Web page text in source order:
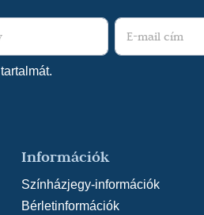
tartalmát.
Információk
Színházjegy-információk
Bérletinformációk